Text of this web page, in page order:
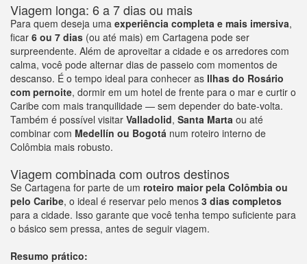
Viagem longa: 6 a 7 dias ou mais
Para quem deseja uma experiência completa e mais imersiva,
ficar 6 ou 7 dias (ou até mais) em Cartagena pode ser
surpreendente. Além de aproveitar a cidade e os arredores com
calma, você pode alternar dias de passeio com momentos de
descanso. É o tempo ideal para conhecer as Ilhas do Rosário
com pernoite, dormir em um hotel de frente para o mar e curtir o
Caribe com mais tranquilidade — sem depender do bate-volta.
Também é possível visitar Valladolid, Santa Marta ou até
combinar com Medellín ou Bogotá num roteiro interno de
Colômbia mais robusto.
Viagem combinada com outros destinos
Se Cartagena for parte de um roteiro maior pela Colômbia ou
pelo Caribe, o ideal é reservar pelo menos 3 dias completos
para a cidade. Isso garante que você tenha tempo suficiente para
o básico sem pressa, antes de seguir viagem.
Resumo prático: